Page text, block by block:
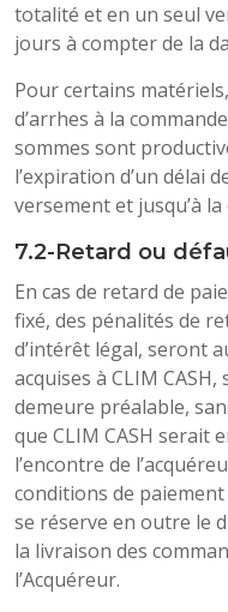
totalité et en un seul
jours à compter de la
Pour certains
d’arrhes à la
sommes sont
l’expiration d’un délai
versement et jusqu’à
7.2-Retard ou
En cas de retard de
fixé, des pénalités de
d’intérêt légal, seront
acquises à CLIM
demeure préalable,
que CLIM CASH serait
l’encontre de
conditions de paiement
se réserve en outre le
la livraison des
l’Acquéreur.